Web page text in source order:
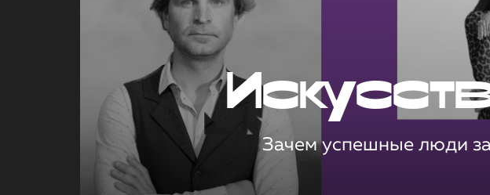
Зачем успешные люди